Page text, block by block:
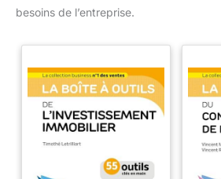
besoins de l’entreprise.